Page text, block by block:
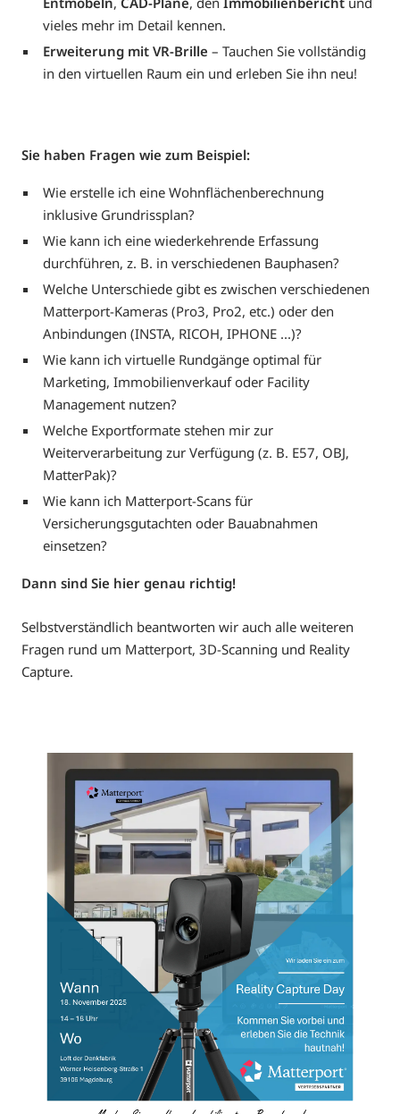
vieles mehr im Detail kennen.
Erweiterung mit VR-Brille – Tauchen Sie vollständig
in den virtuellen Raum ein und erleben Sie ihn neu!
Sie haben Fragen wie zum Beispiel:
Wie erstelle ich eine Wohnflächenberechnung
inklusive Grundrissplan?
Wie kann ich eine wiederkehrende Erfassung
durchführen, z. B. in verschiedenen Bauphasen?
Welche Unterschiede gibt es zwischen verschiedenen
Matterport-Kameras (Pro3, Pro2, etc.) oder den
Anbindungen (INSTA, RICOH, IPHONE ...)?
Wie kann ich virtuelle Rundgänge optimal für
Marketing, Immobilienverkauf oder Facility
Management nutzen?
Welche Exportformate stehen mir zur
Weiterverarbeitung zur Verfügung (z. B. E57, OBJ,
MatterPak)?
Wie kann ich Matterport-Scans für
Versicherungsgutachten oder Bauabnahmen
einsetzen?
Dann sind Sie hier genau richtig!
Selbstverständlich beantworten wir auch alle weiteren
Fragen rund um Matterport, 3D-Scanning und Reality
Capture.